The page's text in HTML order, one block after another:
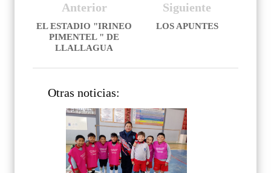
Siguiente
LOS APUNTES
Anterior
EL ESTADIO "IRINEO
PIMENTEL " DE
LLALLAGUA
Otras noticias: